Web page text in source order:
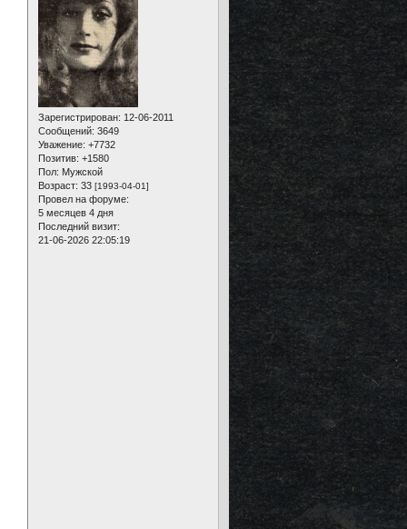
Зарегистрирован: 12-06-2011
Сообщений: 3649
Уважение: +7732
Позитив: +1580
Пол: Мужской
Возраст: 33 [1993-04-01]
Провел на форуме:
5 месяцев 4 дня
Последний визит:
21-06-2026 22:05:19